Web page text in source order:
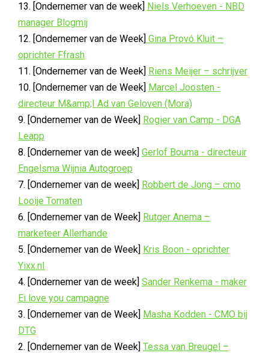
13. [Ondernemer van de week] Niels Verhoeven - NBD
manager Blogmij
12. [Ondernemer van de Week] Gina Provó Kluit –
oprichter Ffrash
11. [Ondernemer van de Week] Riens Meijer – schrijver
10. [Ondernemer van de Week] Marcel Joosten -
directeur M&amp;I Ad van Geloven (Mora)
9. [Ondernemer van de Week] Rogier van Camp - DGA
Leapp
8. [Ondernemer van de week] Gerlof Bouma - directeuir
Engelsma Wijnia Autogroep
7. [Ondernemer van de week] Robbert de Jong – cmo
Looije Tomaten
6. [Ondernemer van de Week] Rutger Anema –
marketeer Allerhande
5. [Ondernemer van de Week] Kris Boon - oprichter
Yixx.nl
4. [Ondernemer van de week] Sander Renkema - maker
Ei love you campagne
3. [Ondernemer van de Week] Masha Kodden - CMO bij
DTG
2. [Ondernemer van de Week] Tessa van Breugel –